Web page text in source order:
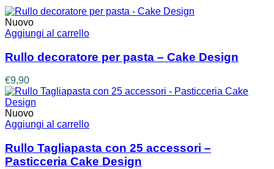
Nuovo
Aggiungi al carrello
Rullo decoratore per pasta – Cake Design
€9,90
Nuovo
Aggiungi al carrello
Rullo Tagliapasta con 25 accessori –
Pasticceria Cake Design